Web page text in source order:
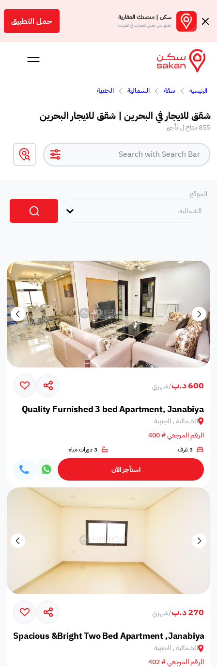
سكن | منصتك العقارية
اطلع على جميع العقارات في تطبيقنا حمل التطبيق
الرئيسية شقة الشمالية الجنبية
شقق للايجار في البحرين | شقق للايجار البحرين
855 متاح ل تأجير
الموقع
الشمالية
600 د.ب /شهري
Quality Furnished 3 bed Apartment, Janabiya
الشمالية , الجنبية
الرقم المرجعي # 400
3 غرف 3 دورات مياه
استأجر الآن
270 د.ب /شهري
Spacious &Bright Two Bed Apartment ,Janabiya
الشمالية , الجنبية
الرقم المرجعي # 402